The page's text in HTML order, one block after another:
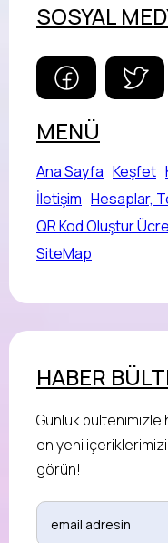
SOSYAL
MENÜ
Ana Sayfa Keşfet
İletişim Hesaplar,
QR Kod Oluştur
SiteMap
HABER
Günlük bültenimizle
en yeni
görün!